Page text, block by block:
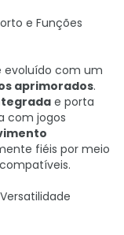
e Funções
evoluído com um
aprimorados.
e porta
com jogos
fiéis por meio